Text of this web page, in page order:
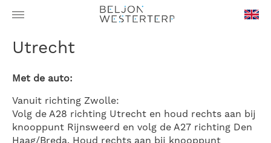
Utrecht
Met de auto:
Vanuit richting Zwolle:
Volg de A28 richting Utrecht en houd rechts aan bij
knooppunt Rijnsweerd en volg de A27 richting Den
Haag/Breda. Houd rechts aan bij knooppunt